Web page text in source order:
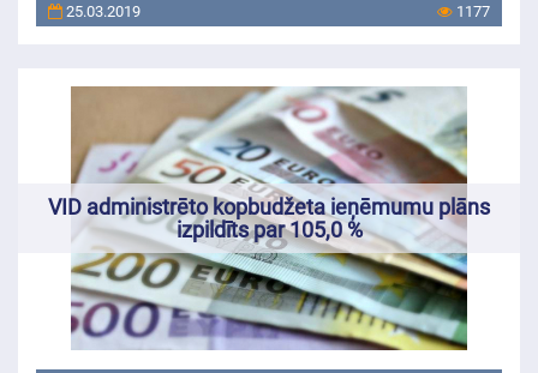
25.03.2019 1177
VID administrēto kopbudžeta ieņēmumu plāns
izpildīts par 105,0 %